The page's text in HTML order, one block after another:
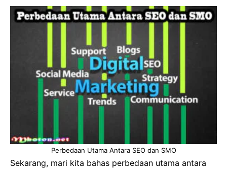
Perbedaan Utama Antara SEO dan SMO
Sekarang, mari kita bahas perbedaan utama antara